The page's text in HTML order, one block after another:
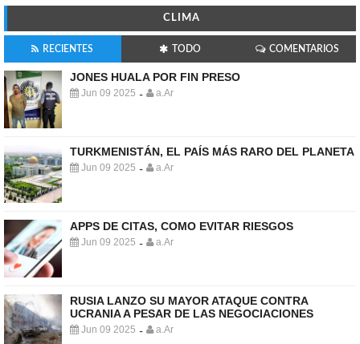
CLIMA
RECIENTES TODO COMENTARIOS
JONES HUALA POR FIN PRESO
Jun 09 2025 - a.Ar
TURKMENISTÁN, EL PAÍS MÁS RARO DEL PLANETA
Jun 09 2025 - a.Ar
APPS DE CITAS, COMO EVITAR RIESGOS
Jun 09 2025 - a.Ar
RUSIA LANZO SU MAYOR ATAQUE CONTRA
UCRANIA A PESAR DE LAS NEGOCIACIONES
Jun 09 2025 - a.Ar